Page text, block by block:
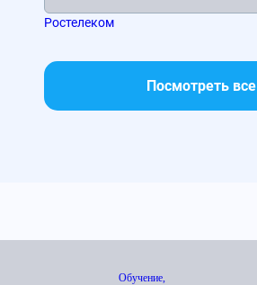
Ростелеком
Посмотреть все
Обучение,